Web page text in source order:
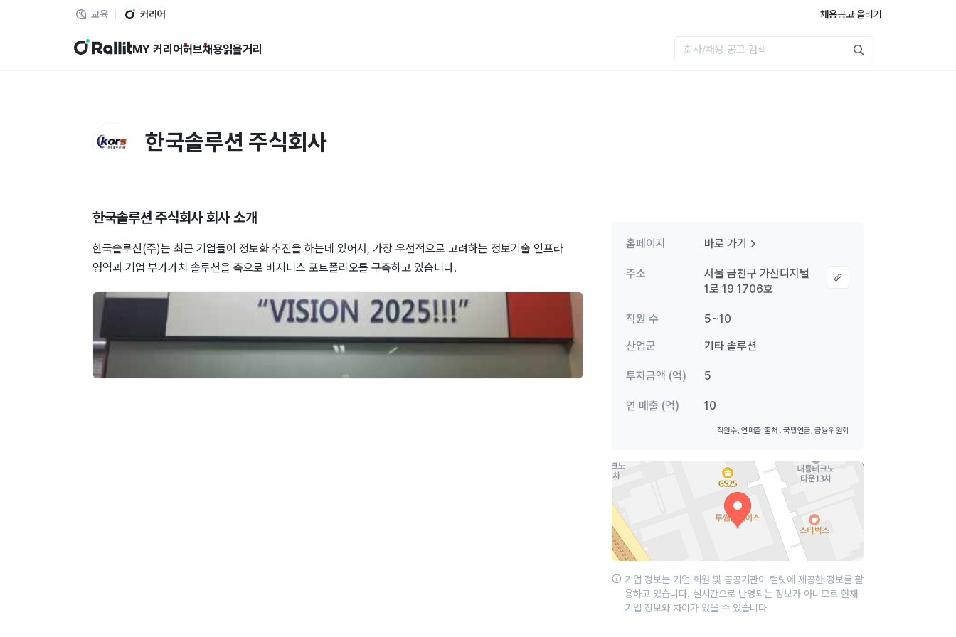
교육 커리어 채용공고 올리기
랠릿 MY 커리어허브채용읽을거리
한국솔루션 주식회사
한국솔루션 주식회사회사 소개
한국솔루션(주)는 최근 기업들이 정보화 추진을 하는데 있어서, 가장 우선적으로 고려하는 정보기술 인프라
영역과 기업 부가가치 솔루션을 축으로 비지니스 포트폴리오를 구축하고 있습니다.
홈페이지 바로 가기
주소
서울 금천구 가산디지털
1로 19 1706호
직원 수
5~10
산업군
기타 솔루션
투자금액 (억) 5
연 매출 (억) 10
직원수, 연매출 출처 : 국민연금, 금융위원회
기업 정보는 기업 회원 및 공공기관이 랠릿에 제공한 정보를 활
용하고 있습니다. 실시간으로 반영되는 정보가 아니므로 현재
기업 정보와 차이가 있을 수 있습니다